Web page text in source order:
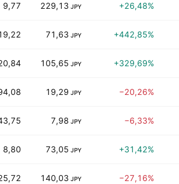
9,77 229,13 JPY +26,48%
71,63 JPY +442,85%
105,65 JPY +329,69%
19,29 JPY −20,26%
7,98 JPY −6,33%
8,80 73,05 JPY +31,42%
140,03 JPY −27,16%